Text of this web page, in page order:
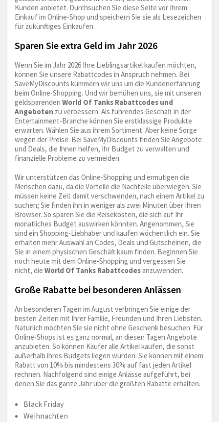
Kunden anbietet. Durchsuchen Sie diese Seite vor Ihrem
Einkauf im Online-Shop und speichern Sie sie als Lesezeichen
für zukünftiges Einkaufen.
Sparen Sie extra Geld im Jahr 2026
Wenn Sie im Jahr 2026 Ihre Lieblingsartikel kaufen möchten,
können Sie unsere Rabattcodes in Anspruch nehmen. Bei
SaveMyDiscounts kümmern wir uns um die Kundenerfahrung
beim Online-Shopping. Und wir bemühen uns, sie mit unseren
geldsparenden World Of Tanks Rabattcodes und
Angeboten zu verbessern. Als führendes Geschäft in der
Entertainment-Branche können Sie erstklassige Produkte
erwarten. Wählen Sie aus ihrem Sortiment. Aber keine Sorge
wegen der Preise. Bei SaveMyDiscounts finden Sie Angebote
und Deals, die Ihnen helfen, Ihr Budget zu verwalten und
finanzielle Probleme zu vermeiden.
Wir unterstützen das Online-Shopping und ermutigen die
Menschen dazu, da die Vorteile die Nachteile überwiegen. Sie
müssen keine Zeit damit verschwenden, nach einem Artikel zu
suchen; Sie finden ihn in weniger als zwei Minuten über Ihren
Browser. So sparen Sie die Reisekosten, die sich auf Ihr
monatliches Budget auswirken könnten. Angenommen, Sie
sind ein Shopping-Liebhaber und kaufen wöchentlich ein. Sie
erhalten mehr Auswahl an Codes, Deals und Gutscheinen, die
Sie in einem physischen Geschäft kaum finden. Beginnen Sie
noch heute mit dem Online-Shopping und vergessen Sie
nicht, die World Of Tanks Rabattcodes anzuwenden.
Große Rabatte bei besonderen Anlässen
An besonderen Tagen im August verbringen Sie einige der
besten Zeiten mit Ihrer Familie, Freunden und Ihren Liebsten.
Natürlich möchten Sie sie nicht ohne Geschenk besuchen. Für
Online-Shops ist es ganz normal, an diesen Tagen Angebote
anzubieten. So können Käufer alle Artikel kaufen, die sonst
außerhalb ihres Budgets liegen würden. Sie können mit einem
Rabatt von 10% bis mindestens 30% auf fast jeden Artikel
rechnen. Nachfolgend sind einige Anlässe aufgeführt, bei
denen Sie das ganze Jahr über die größten Rabatte erhalten.
Black Friday
Weihnachten